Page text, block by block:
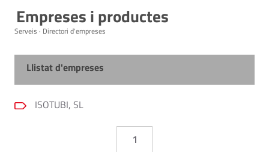
Empreses i productes
Serveis · Directori d'empreses
Llistat d'empreses
ISOTUBI, SL
1